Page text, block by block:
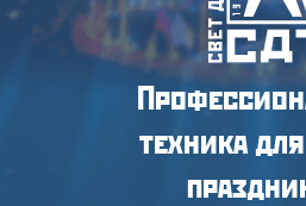
техника